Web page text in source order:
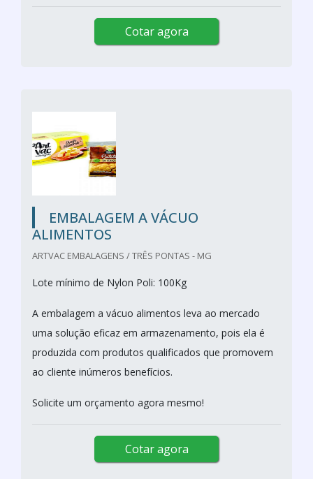
Cotar agora
EMBALAGEM A VÁCUO
ALIMENTOS
ARTVAC EMBALAGENS / TRÊS PONTAS - MG
Lote mínimo de Nylon Poli: 100Kg
A embalagem a vácuo alimentos leva ao mercado
uma solução eficaz em armazenamento, pois ela é
produzida com produtos qualificados que promovem
ao cliente inúmeros benefícios.
Solicite um orçamento agora mesmo!
Cotar agora